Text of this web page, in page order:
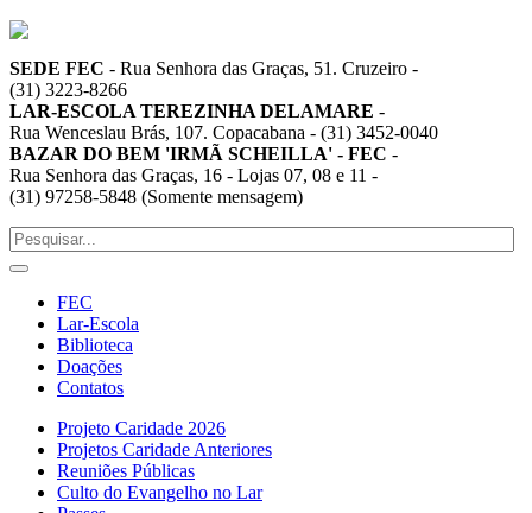
SEDE FEC - Rua Senhora das Graças, 51. Cruzeiro -
(31) 3223-8266
LAR-ESCOLA TEREZINHA DELAMARE -
Rua Wenceslau Brás, 107. Copacabana - (31) 3452-0040
BAZAR DO BEM 'IRMÃ SCHEILLA' - FEC -
Rua Senhora das Graças, 16 - Lojas 07, 08 e 11 -
(31) 97258-5848 (Somente mensagem)
FEC
Lar-Escola
Biblioteca
Doações
Contatos
Projeto Caridade 2026
Projetos Caridade Anteriores
Reuniões Públicas
Culto do Evangelho no Lar